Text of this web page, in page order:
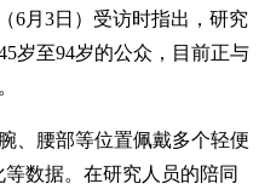
6月3日）受访时指出，研究
岁至94岁的公众，目前正与
、腰部等位置佩戴多个轻便
数据。在研究人员的陪同